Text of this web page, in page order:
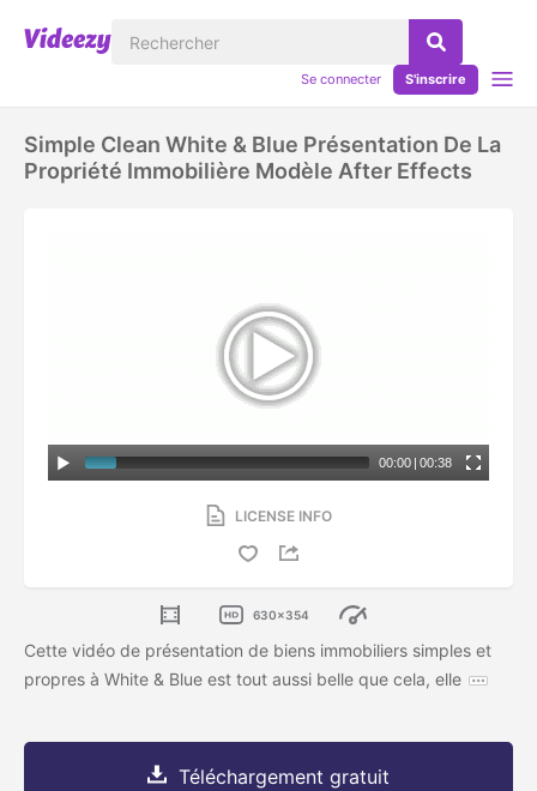
Se connecter S'inscrire
Simple Clean White & Blue Présentation De La
Propriété Immobilière Modèle After Effects
00:00 | 00:38
LICENSE INFO
630x354
Cette vidéo de présentation de biens immobiliers simples et
propres à White & Blue est tout aussi belle que cela, elle
Téléchargement gratuit